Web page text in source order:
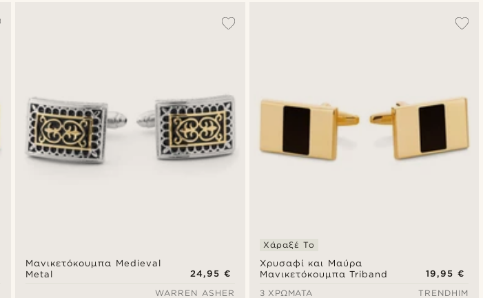
Μανικετόκουμπα Medieval
Metal
24,95 €
WARREN ASHER
Χρυσαφί και Μαύρα
Μανικετόκουμπα Triband
Χάραξέ Το
19,95 €
3 ΧΡΏΜΑΤΑ
TRENDHIM